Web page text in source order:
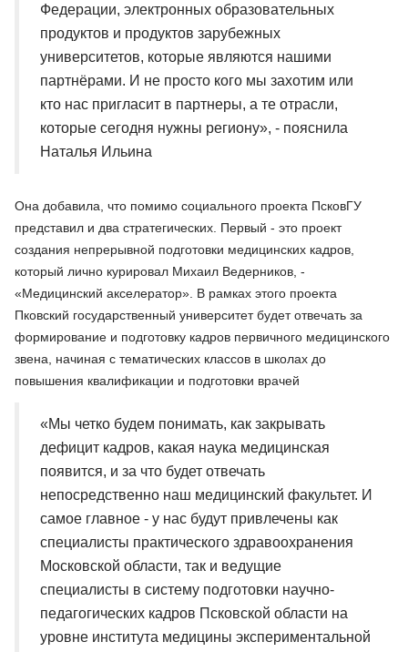
Федерации, электронных образовательных
продуктов и продуктов зарубежных
университетов, которые являются нашими
партнёрами. И не просто кого мы захотим или
кто нас пригласит в партнеры, а те отрасли,
которые сегодня нужны региону», - пояснила
Наталья Ильина
Она добавила, что помимо социального проекта ПсковГУ
представил и два стратегических. Первый - это проект
создания непрерывной подготовки медицинских кадров,
который лично курировал Михаил Ведерников, -
«Медицинский акселератор». В рамках этого проекта
Пковский государственный университет будет отвечать за
формирование и подготовку кадров первичного медицинского
звена, начиная с тематических классов в школах до
повышения квалификации и подготовки врачей
«Мы четко будем понимать, как закрывать
дефицит кадров, какая наука медицинская
появится, и за что будет отвечать
непосредственно наш медицинский факультет. И
самое главное - у нас будут привлечены как
специалисты практического здравоохранения
Московской области, так и ведущие
специалисты в систему подготовки научно-
педагогических кадров Псковской области на
уровне института медицины экспериментальной